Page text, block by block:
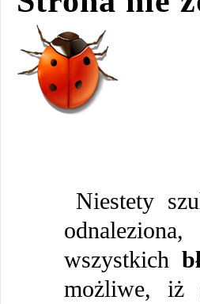
Niestety
wszystkich
możliwe, iż